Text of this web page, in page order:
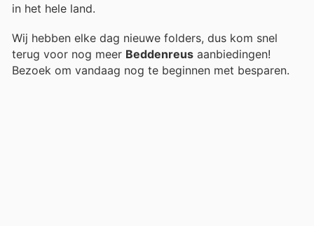
in het hele land.
Wij hebben elke dag nieuwe folders, dus kom snel
terug voor nog meer Beddenreus aanbiedingen!
Bezoek om vandaag nog te beginnen met besparen.